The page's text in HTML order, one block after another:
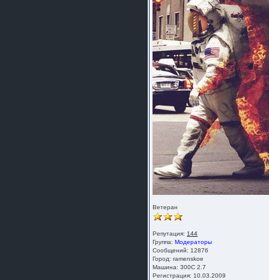
Ветеран
Репутация: 144
Группа:Модераторы
Сообщений: 12876
Город: ramenskoe
Машина: 300C 2.7
Регистрация: 10.03.2009